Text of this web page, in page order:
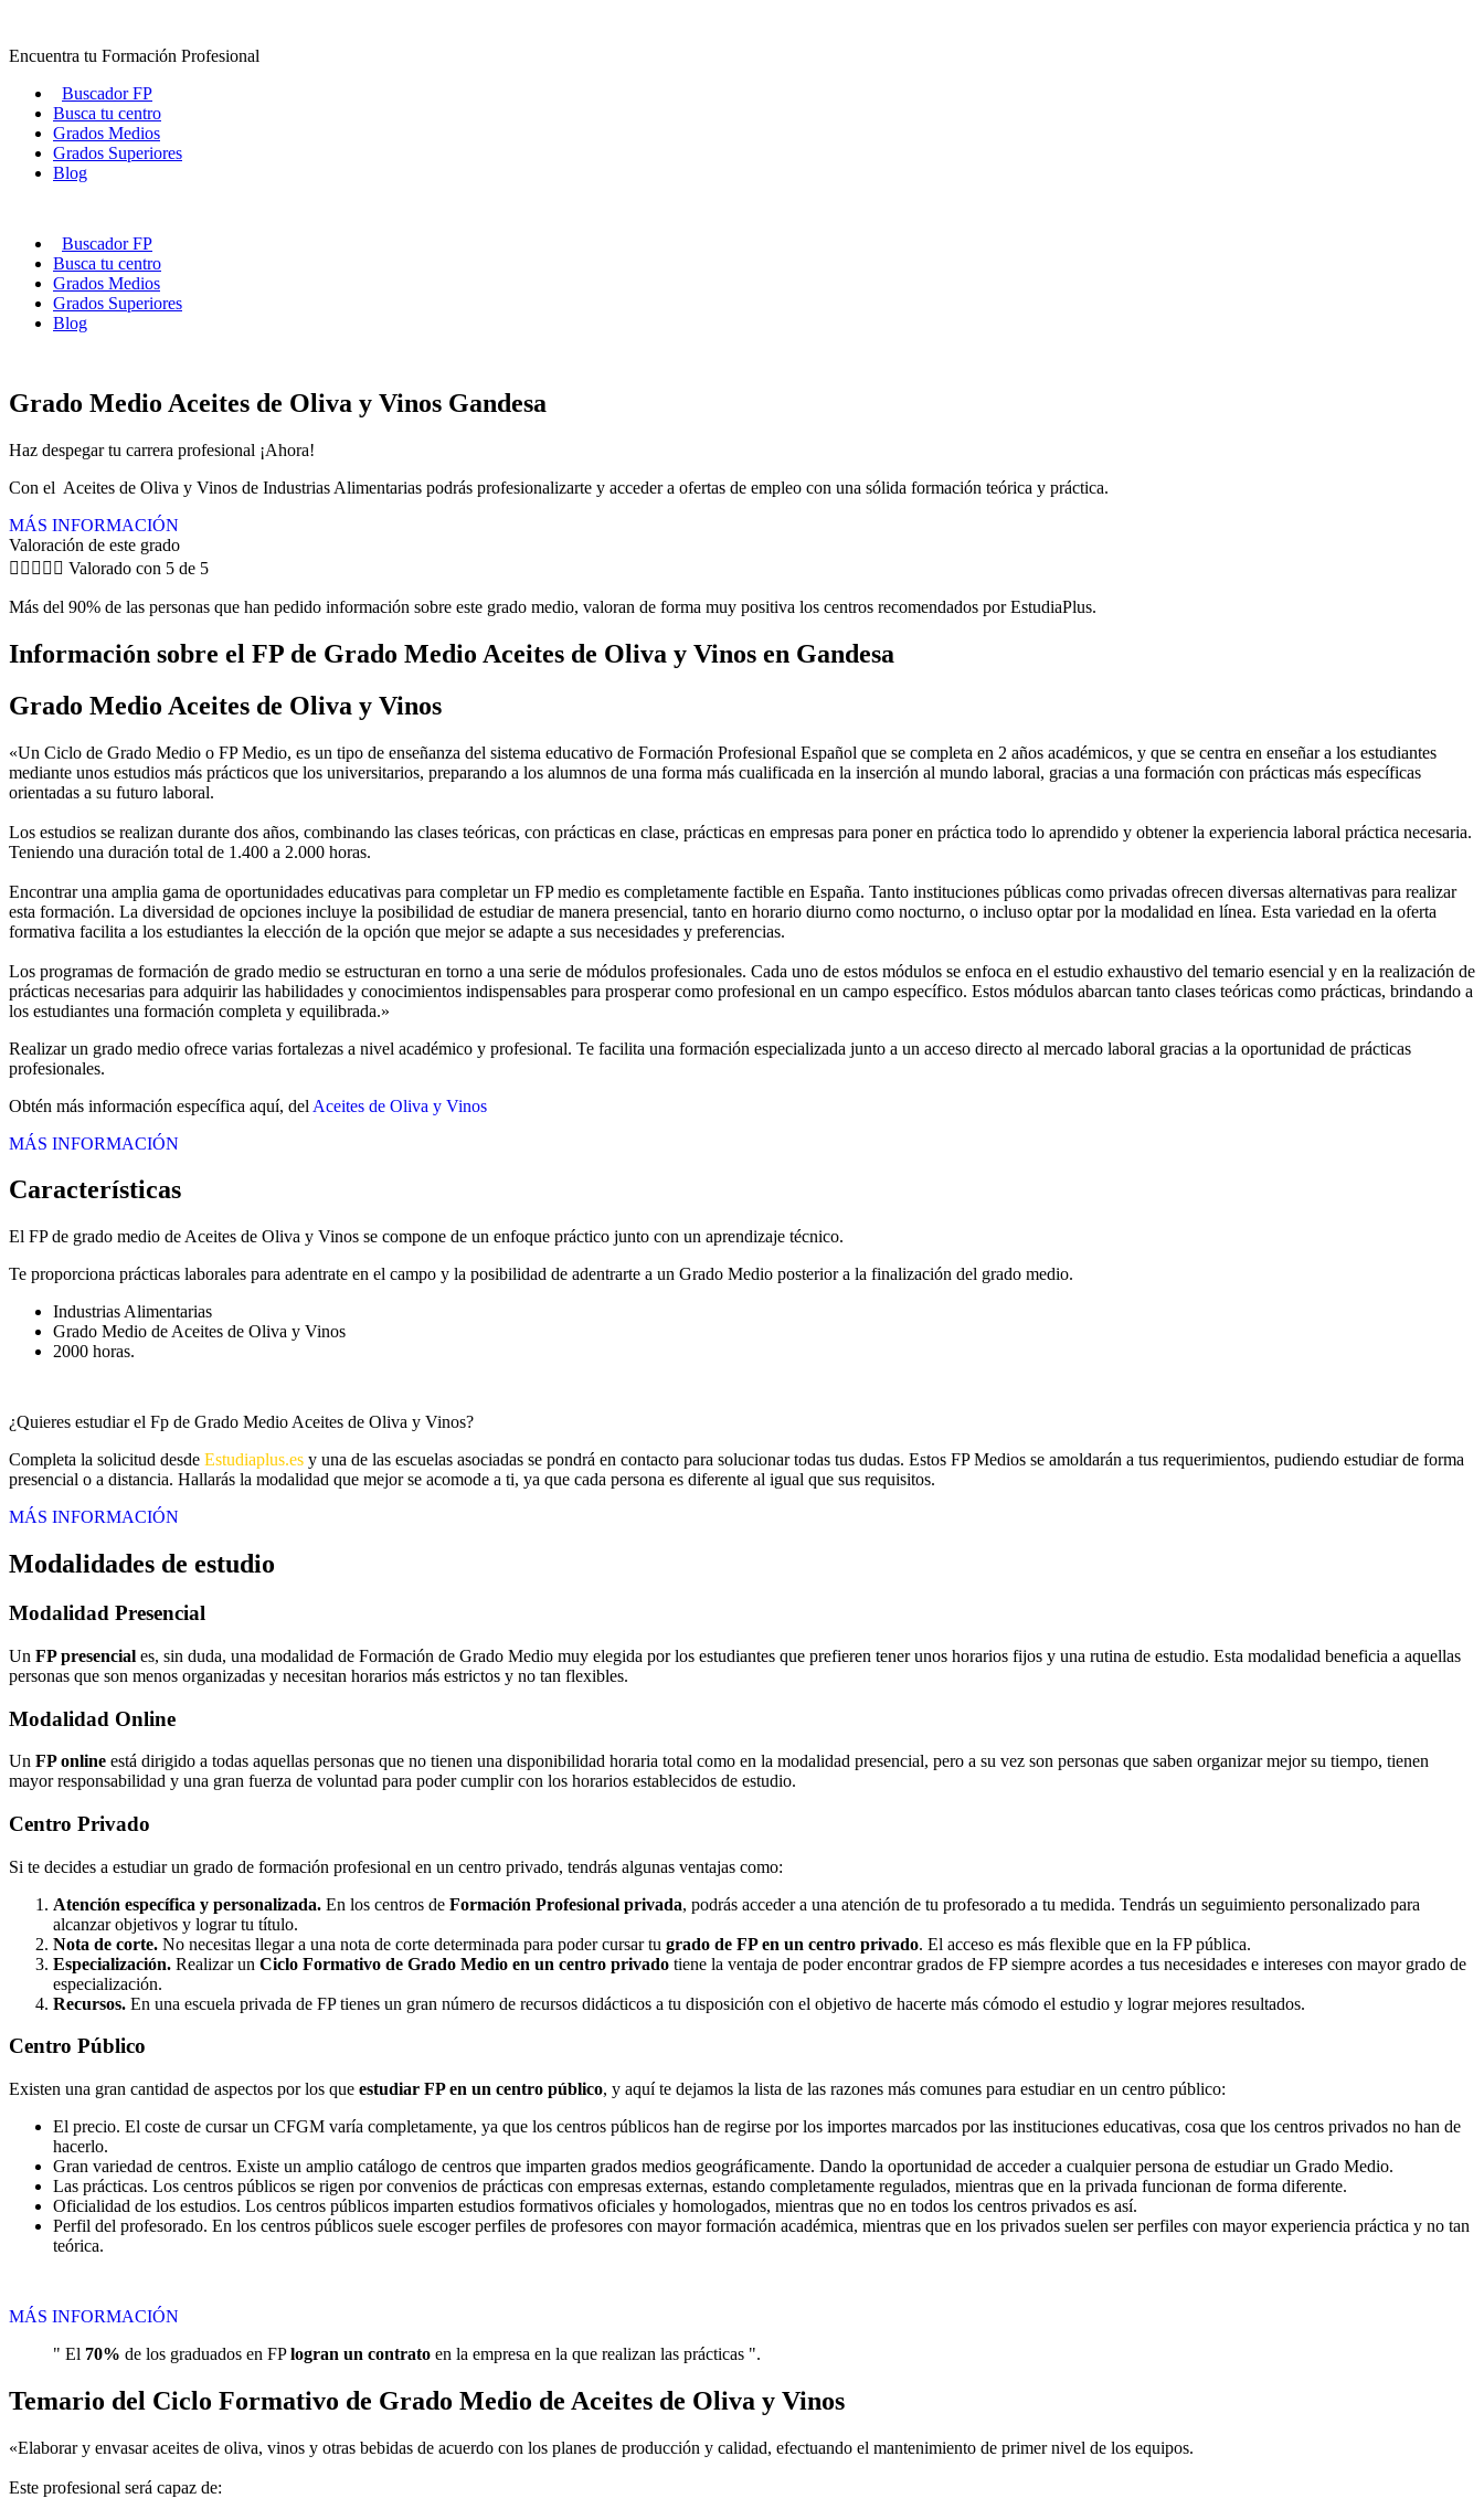
contenido
Encuentra tu Formación Profesional
Buscador FP
Busca tu centro
Grados Medios
Grados Superiores
Blog
Buscador FP
Busca tu centro
Grados Medios
Grados Superiores
Blog
Grado Medio Aceites de Oliva y Vinos Gandesa
Haz despegar tu carrera profesional ¡Ahora!
Con el Aceites de Oliva y Vinos de Industrias Alimentarias podrás profesionalizarte y acceder a ofertas de empleo con una sólida formación teórica y práctica.
MÁS INFORMACIÓN
Valoración de este grado
     Valorado con 5 de 5
Más del 90% de las personas que han pedido información sobre este grado medio, valoran de forma muy positiva los centros recomendados por EstudiaPlus.
Información sobre el FP de Grado Medio Aceites de Oliva y Vinos en Gandesa
Grado Medio Aceites de Oliva y Vinos
«Un Ciclo de Grado Medio o FP Medio, es un tipo de enseñanza del sistema educativo de Formación Profesional Español que se completa en 2 años académicos, y que se centra en enseñar a los estudiantes
mediante unos estudios más prácticos que los universitarios, preparando a los alumnos de una forma más cualificada en la inserción al mundo laboral, gracias a una formación con prácticas más específicas
orientadas a su futuro laboral.
Los estudios se realizan durante dos años, combinando las clases teóricas, con prácticas en clase, prácticas en empresas para poner en práctica todo lo aprendido y obtener la experiencia laboral práctica necesaria.
Teniendo una duración total de 1.400 a 2.000 horas.
Encontrar una amplia gama de oportunidades educativas para completar un FP medio es completamente factible en España. Tanto instituciones públicas como privadas ofrecen diversas alternativas para realizar
esta formación. La diversidad de opciones incluye la posibilidad de estudiar de manera presencial, tanto en horario diurno como nocturno, o incluso optar por la modalidad en línea. Esta variedad en la oferta
formativa facilita a los estudiantes la elección de la opción que mejor se adapte a sus necesidades y preferencias.
Los programas de formación de grado medio se estructuran en torno a una serie de módulos profesionales. Cada uno de estos módulos se enfoca en el estudio exhaustivo del temario esencial y en la realización de
prácticas necesarias para adquirir las habilidades y conocimientos indispensables para prosperar como profesional en un campo específico. Estos módulos abarcan tanto clases teóricas como prácticas, brindando a
los estudiantes una formación completa y equilibrada.»
Realizar un grado medio ofrece varias fortalezas a nivel académico y profesional. Te facilita una formación especializada junto a un acceso directo al mercado laboral gracias a la oportunidad de prácticas
profesionales.
Obtén más información específica aquí, del Aceites de Oliva y Vinos
MÁS INFORMACIÓN
Características
El FP de grado medio de Aceites de Oliva y Vinos se compone de un enfoque práctico junto con un aprendizaje técnico.
Te proporciona prácticas laborales para adentrate en el campo y la posibilidad de adentrarte a un Grado Medio posterior a la finalización del grado medio.
Industrias Alimentarias
Grado Medio de Aceites de Oliva y Vinos
2000 horas.
¿Quieres estudiar el Fp de Grado Medio Aceites de Oliva y Vinos?
Completa la solicitud desde Estudiaplus.es y una de las escuelas asociadas se pondrá en contacto para solucionar todas tus dudas. Estos FP Medios se amoldarán a tus requerimientos, pudiendo estudiar de forma
presencial o a distancia. Hallarás la modalidad que mejor se acomode a ti, ya que cada persona es diferente al igual que sus requisitos.
MÁS INFORMACIÓN
Modalidades de estudio
Modalidad Presencial
Un FP presencial es, sin duda, una modalidad de Formación de Grado Medio muy elegida por los estudiantes que prefieren tener unos horarios fijos y una rutina de estudio. Esta modalidad beneficia a aquellas
personas que son menos organizadas y necesitan horarios más estrictos y no tan flexibles.
Modalidad Online
Un FP online está dirigido a todas aquellas personas que no tienen una disponibilidad horaria total como en la modalidad presencial, pero a su vez son personas que saben organizar mejor su tiempo, tienen
mayor responsabilidad y una gran fuerza de voluntad para poder cumplir con los horarios establecidos de estudio.
Centro Privado
Si te decides a estudiar un grado de formación profesional en un centro privado, tendrás algunas ventajas como:
Atención específica y personalizada. En los centros de Formación Profesional privada, podrás acceder a una atención de tu profesorado a tu medida. Tendrás un seguimiento personalizado para
alcanzar objetivos y lograr tu título.
Nota de corte. No necesitas llegar a una nota de corte determinada para poder cursar tu grado de FP en un centro privado. El acceso es más flexible que en la FP pública.
Especialización. Realizar un Ciclo Formativo de Grado Medio en un centro privado tiene la ventaja de poder encontrar grados de FP siempre acordes a tus necesidades e intereses con mayor grado de
especialización.
Recursos. En una escuela privada de FP tienes un gran número de recursos didácticos a tu disposición con el objetivo de hacerte más cómodo el estudio y lograr mejores resultados.
Centro Público
Existen una gran cantidad de aspectos por los que estudiar FP en un centro público, y aquí te dejamos la lista de las razones más comunes para estudiar en un centro público:
El precio. El coste de cursar un CFGM varía completamente, ya que los centros públicos han de regirse por los importes marcados por las instituciones educativas, cosa que los centros privados no han de
hacerlo.
Gran variedad de centros. Existe un amplio catálogo de centros que imparten grados medios geográficamente. Dando la oportunidad de acceder a cualquier persona de estudiar un Grado Medio.
Las prácticas. Los centros públicos se rigen por convenios de prácticas con empresas externas, estando completamente regulados, mientras que en la privada funcionan de forma diferente.
Oficialidad de los estudios. Los centros públicos imparten estudios formativos oficiales y homologados, mientras que no en todos los centros privados es así.
Perfil del profesorado. En los centros públicos suele escoger perfiles de profesores con mayor formación académica, mientras que en los privados suelen ser perfiles con mayor experiencia práctica y no tan
teórica.
MÁS INFORMACIÓN
" El 70% de los graduados en FPlogran un contrato en la empresa en la que realizan las prácticas ".
Temario del Ciclo Formativo de Grado Medio de Aceites de Oliva y Vinos
«Elaborar y envasar aceites de oliva, vinos y otras bebidas de acuerdo con los planes de producción y calidad, efectuando el mantenimiento de primer nivel de los equipos.
Este profesional será capaz de: